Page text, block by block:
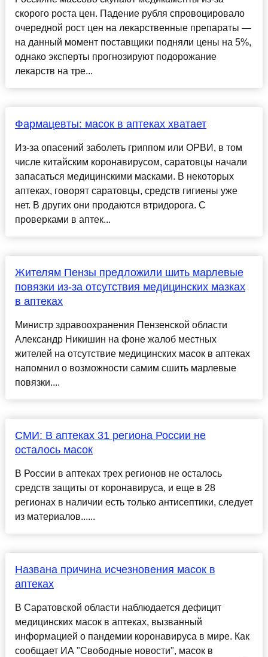
скорого роста цен. Падение рубля спровоцировало
очередной рост цен на лекарственные препараты —
на данный момент поставщики подняли цены на 5%,
однако эксперты прогнозируют подорожание
лекарств на тре...
Фармацевты: масок в аптеках хватает
Из-за опасений заболеть гриппом или ОРВИ, в том
числе китайским коронавирусом, саратовцы начали
запасаться медицинскими масками. В некоторых
аптеках, говорят саратовцы, средств гигиены уже
нет. В других они продаются втридорога. С
проверками в аптек...
Жителям Пензы предложили шить марлевые
повязки из-за отсутствия медицинских мазках
в аптеках
Министр здравоохранения Пензенской области
Александр Никишин на фоне жалоб местных
жителей на отсутствие медицинских масок в аптеках
напомнил о возможности самим сшить марлевые
повязки....
СМИ: В аптеках 31 региона России не
осталось масок
В России в аптеках трех регионов не осталось
средств защиты от коронавируса, и еще в 28
регионах в наличии есть только антисептики, следует
из материалов......
Названа причина исчезновения масок в
аптеках
В Саратовской области наблюдается дефицит
медицинских масок в аптеках, вызванный
информацией о пандемии коронавируса в мире. Как
сообщает ИА "Свободные новости", масок в